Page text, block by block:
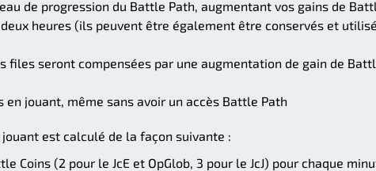
de progression du Battle Path, augmentant vos gains de
heures (ils peuvent être également être conservés et
files seront compensées par une augmentation de gain de
en jouant, même sans avoir un accès Battle Path
est calculé de la façon suivante :
Coins (2 pour le JcE et OpGlob, 3 pour le JcJ) pour chaque